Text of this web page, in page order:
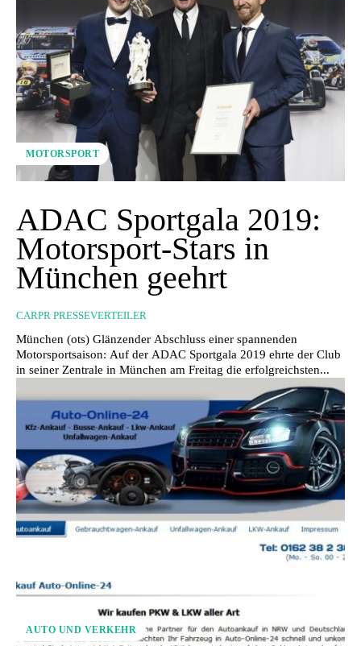
MOTORSPORT
ADAC Sportgala 2019:
Motorsport-Stars in
München geehrt
CARPR PRESSEVERTEILER
München (ots) Glänzender Abschluss einer spannenden
Motorsportsaison: Auf der ADAC Sportgala 2019 ehrte der Club
in seiner Zentrale in München am Freitag die erfolgreichsten...
AUTO UND VERKEHR